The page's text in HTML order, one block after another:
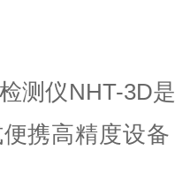
测仪NHT-3D
携高精度设